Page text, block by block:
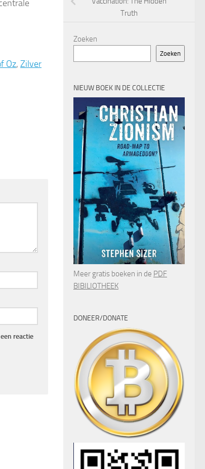
Oz, Zilver
reactie
Truth
Zoeken
Zoeken
NIEUW BOEK IN DE COLLECTIE
Meer gratis boeken in de PDF
BIBILIOTHEEK
DONEER/DONATE